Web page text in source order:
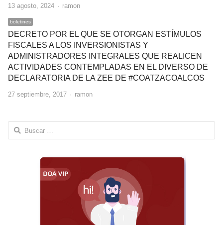
13 agosto, 2024 Author
ramon
boletines
DECRETO POR EL QUE SE OTORGAN ESTÍMULOS
FISCALES A LOS INVERSIONISTAS Y
ADMINISTRADORES INTEGRALES QUE REALICEN
ACTIVIDADES CONTEMPLADAS EN EL DIVERSO DE
DECLARATORIA DE LA ZEE DE #COATZACOALCOS
27 septiembre, 2017 Author
ramon
Buscar: